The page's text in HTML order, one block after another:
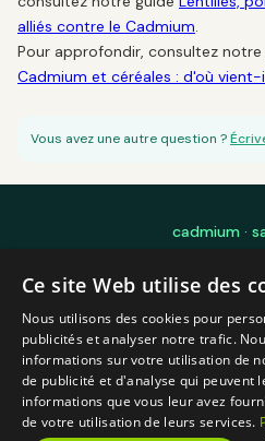
alliés contre le Cadmium.
Pour approfondir, consultez notre
Cadmium et céréales : d'où vient-
Vous avez une autre question ?
cadmium ·
l'éducation —
BlogFAQMon exposition
Mentions légalesContact
Propulsé par SupZen
— plateforme IA de
scientifiques
© 2026 cadmium-sante.fr —
Ce site Web utilise des
Nous utilisons des cookies pour
publicités et analyser notre trafic.
informations sur votre utilisation de
de publicité et d'analyse qui peuvent
informations que vous leur avez
de votre utilisation de leurs services.